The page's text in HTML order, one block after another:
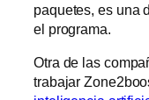
paquetes, es una
el programa.
Otra de las
trabajar